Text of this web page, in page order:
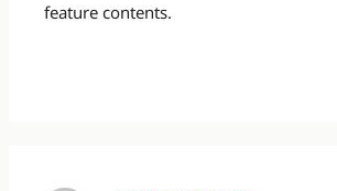
feature contents.